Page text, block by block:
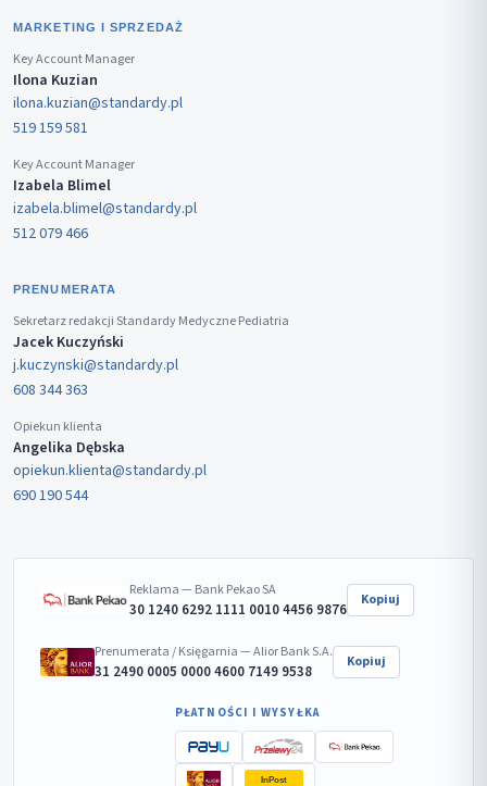
MARKETING I SPRZEDAŻ
Key Account Manager
Ilona Kuzian
ilona.kuzian@standardy.pl
519 159 581
Key Account Manager
Izabela Blimel
izabela.blimel@standardy.pl
512 079 466
PRENUMERATA
Sekretarz redakcji Standardy Medyczne Pediatria
Jacek Kuczyński
j.kuczynski@standardy.pl
608 344 363
Opiekun klienta
Angelika Dębska
opiekun.klienta@standardy.pl
690 190 544
Reklama — Bank Pekao SA
30 1240 6292 1111 0010 4456 9876 Kopiuj
Prenumerata / Księgarnia — Alior Bank S.A.
31 2490 0005 0000 4600 7149 9538 Kopiuj
PŁATNOŚCI I WYSYŁKA
InPost